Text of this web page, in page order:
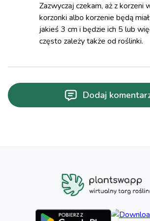
Zazwyczaj czekam, aż z korzeni
korzonki albo korzenie będą
jakieś 3 cm i będzie ich 5 lub
często zależy także od roślinki.
Dodaj